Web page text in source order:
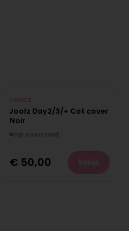
JOOLZ
Joolz Day2/3/+ Cot cover
Noir
Op voorraad
€ 50,00